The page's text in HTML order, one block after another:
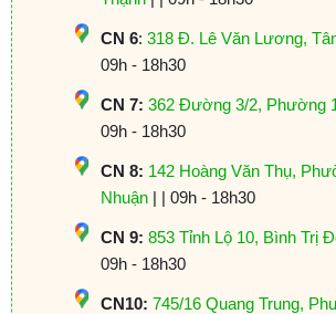
CN 6: 318 Đ. Lê Văn Lương,
09h - 18h30
CN 7: 362 Đường 3/2, Phường
09h - 18h30
CN 8: 142 Hoàng Văn Thụ,
Nhuận| | 09h - 18h30
CN 9: 853 Tỉnh Lộ 10, Bình Trị
09h - 18h30
CN10: 745/16 Quang Trung,